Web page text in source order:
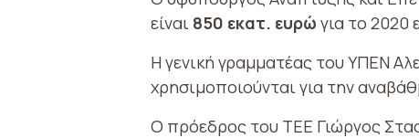
είναι 850 εκατ. ευρώ για το 2020
Η γενική γραμματέας του ΥΠΕΝ
χρησιμοποιούνται για την
Ο πρόεδρος του ΤΕΕ Γιώργος